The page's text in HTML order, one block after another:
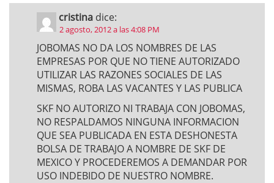
cristina dice:
2 agosto, 2012 a las 4:08 PM
JOBOMAS NO DA LOS NOMBRES DE LAS
EMPRESAS POR QUE NO TIENE AUTORIZADO
UTILIZAR LAS RAZONES SOCIALES DE LAS
MISMAS, ROBA LAS VACANTES Y LAS PUBLICA
SKF NO AUTORIZO NI TRABAJA CON JOBOMAS,
NO RESPALDAMOS NINGUNA INFORMACION
QUE SEA PUBLICADA EN ESTA DESHONESTA
BOLSA DE TRABAJO A NOMBRE DE SKF DE
MEXICO Y PROCEDEREMOS A DEMANDAR POR
USO INDEBIDO DE NUESTRO NOMBRE.